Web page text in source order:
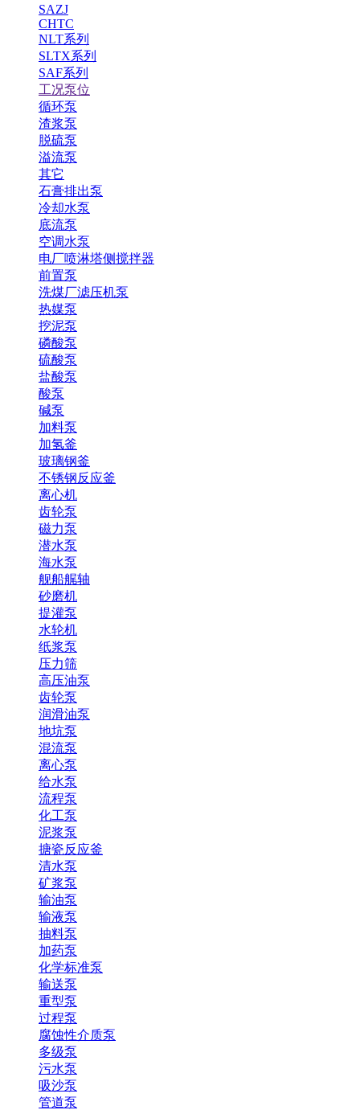
SAZJ
CHTC
NLT系列
SLTX系列
SAF系列
工况泵位
循环泵
渣浆泵
脱硫泵
溢流泵
其它
石膏排出泵
冷却水泵
底流泵
空调水泵
电厂喷淋塔侧搅拌器
前置泵
洗煤厂滤压机泵
热媒泵
挖泥泵
磷酸泵
硫酸泵
盐酸泵
酸泵
碱泵
加料泵
加氢釜
玻璃钢釜
不锈钢反应釜
离心机
齿轮泵
磁力泵
潜水泵
海水泵
舰船艉轴
砂磨机
提灌泵
水轮机
纸浆泵
压力筛
高压油泵
齿轮泵
润滑油泵
地坑泵
混流泵
离心泵
给水泵
流程泵
化工泵
泥浆泵
搪瓷反应釜
清水泵
矿浆泵
输油泵
输液泵
抽料泵
加药泵
化学标准泵
输送泵
重型泵
过程泵
腐蚀性介质泵
多级泵
污水泵
吸沙泵
管道泵